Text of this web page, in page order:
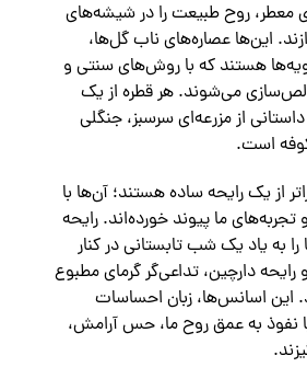
معطر، روح طبیعت را در شیشه‌های
این‌ها عصاره‌های ناب گل‌ها،
هستند که با روش‌های سنتی و
می‌شوند. هر قطره از یک
از مزرعه‌ای سرسبز، جنگلی
است.
از یک رایحه ساده هستند؛ آن‌ها با
ما پیوند خورده‌اند. رایحه
به یاد یک شب تابستانی در کنار
دارچین، تداعی‌گر گرمای مطبوع
این اسانس‌ها، زبان احساسات
نفوذ به عمق روح ما، حس آرامش،